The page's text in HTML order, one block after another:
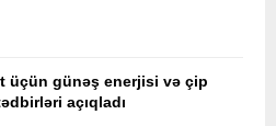
üçün günəş enerjisi və çip
açıqladı